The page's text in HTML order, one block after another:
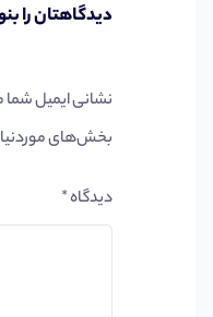
دیدگاهتان را
نشانی ایمیل
بخش‌های
دیدگاه*